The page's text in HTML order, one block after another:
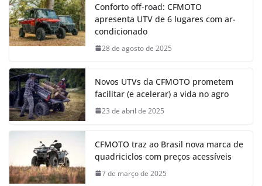
Conforto off-road: CFMOTO
apresenta UTV de 6 lugares com ar-
condicionado
28 de agosto de 2025
Novos UTVs da CFMOTO prometem
facilitar (e acelerar) a vida no agro
23 de abril de 2025
CFMOTO traz ao Brasil nova marca de
quadriciclos com preços acessíveis
7 de março de 2025